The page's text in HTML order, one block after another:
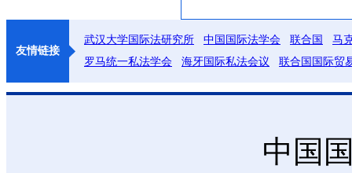
友情链接
武汉大学国际法研究所 中国国际法学会 联合国
马
罗马统一私法学会
海牙国际私法会议 联合国国际贸
中国